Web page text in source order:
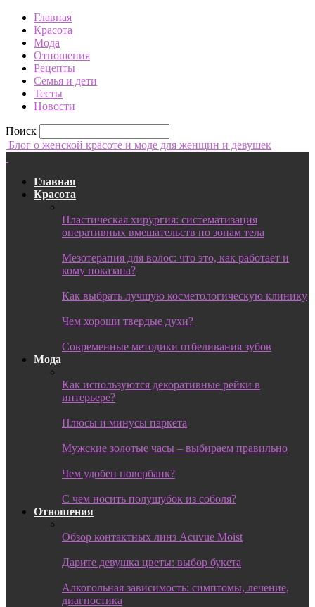
Главная
Красота
Мода
Отношения
Рецепты
Семья и дети
Тесты
Новости
Поиск
Блог о женской красоте и моде для женщин и девушек
Главная
Красота
Пластическая хирургия: систематизация
оперативных вмешательств по зонам тела
Мезотерапия для волос: что это, как работает и
кому показана?
Как выбрать лучшую косметологическую клинику
Чем хороши твердые духи?
Современные методики отбеливания зубов
Мода
Как используются декоративные рейки в
интерьере?
Плюсы и минусы паркета
Мужские золотые часы – выбираем правильно
Чем удобен повербанк?
С чем носить полушубок из соболя?
Отношения
Обзор контактных линз Acuvue Moist
Дарите девушка цветы: выбор букета
Алкогольная зависимость: симптомы, лечение,
диагностика